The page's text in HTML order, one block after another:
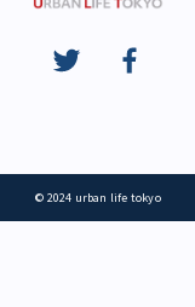
© 2024 urban life tokyo